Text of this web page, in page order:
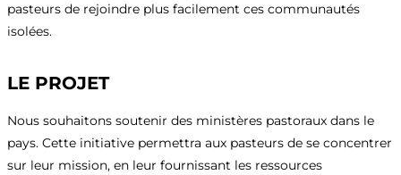
pasteurs de rejoindre plus facilement ces communautés
isolées.
LE PROJET
Nous souhaitons soutenir des ministères pastoraux dans le
pays. Cette initiative permettra aux pasteurs de se concentrer
sur leur mission, en leur fournissant les ressources